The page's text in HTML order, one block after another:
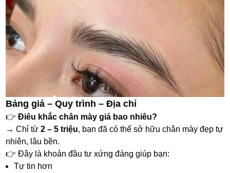
Bảng giá – Quy trình – Địa chỉ
👉Điêu khắc chân mày giá bao nhiêu?
→ Chỉ từ2 – 5 triệu, bạn đã có thể sở hữu chân mày đẹp tự
nhiên, lâu bền.
👉 Đây là khoản đầu tư xứng đáng giúp bạn:
Tự tin hơn